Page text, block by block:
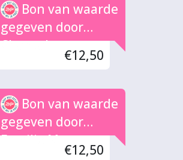
Bon van waarde
gegeven door
Chantal
€12,50
Bon van waarde
gegeven door
Familie M
€12,50